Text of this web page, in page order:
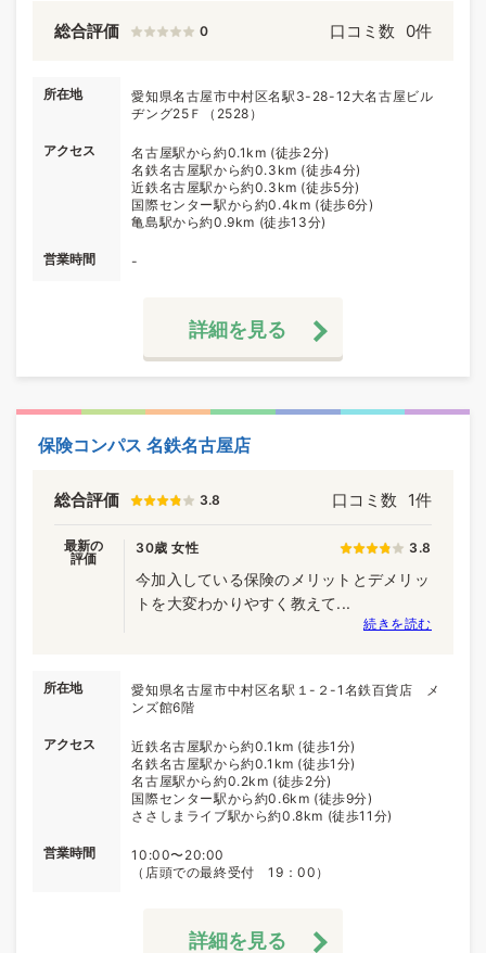
総合評価 0 口コミ数 0件
所在地
愛知県名古屋市中村区名駅3-28-12大名古屋ビル
ヂング25Ｆ（2528）
アクセス
名古屋駅から約0.1km (徒歩2分)
名鉄名古屋駅から約0.3km (徒歩4分)
近鉄名古屋駅から約0.3km (徒歩5分)
国際センター駅から約0.4km (徒歩6分)
亀島駅から約0.9km (徒歩13分)
営業時間 -
詳細を見る
保険コンパス 名鉄名古屋店
総合評価 3.8 口コミ数 1件
最新の
評価
30歳 女性 3.8
今加入している保険のメリットとデメリッ
トを大変わかりやすく教えて...
続きを読む
所在地
愛知県名古屋市中村区名駅１-２-1名鉄百貨店 メ
ンズ館6階
アクセス
近鉄名古屋駅から約0.1km (徒歩1分)
名鉄名古屋駅から約0.1km (徒歩1分)
名古屋駅から約0.2km (徒歩2分)
国際センター駅から約0.6km (徒歩9分)
ささしまライブ駅から約0.8km (徒歩11分)
営業時間
10:00〜20:00
（店頭での最終受付 19：00）
詳細を見る